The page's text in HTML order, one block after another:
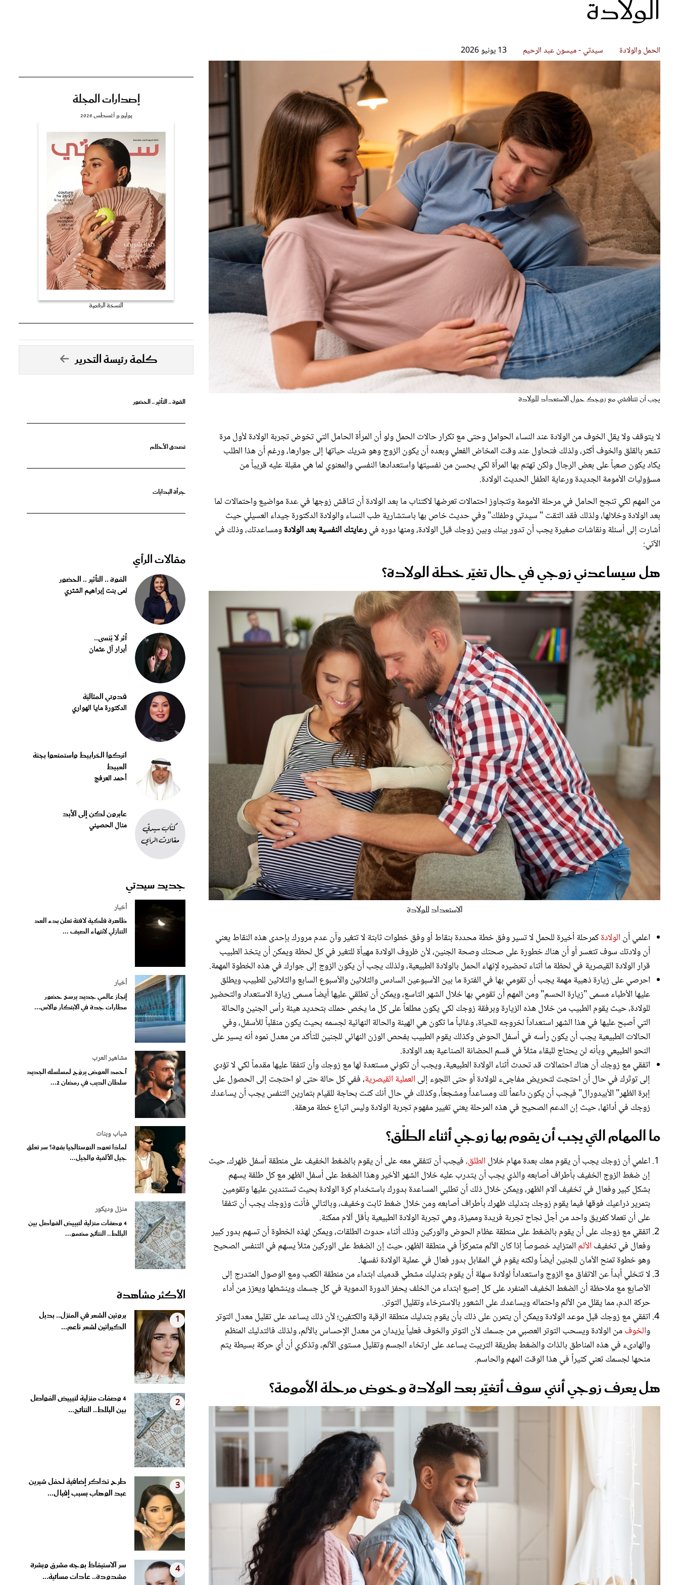
الولادة
الحمل والولادة سيدتي - ميسون عبد الرحيم 13 يونيو 2026
يجب أن تتناقشي مع زوجك حول الاستعداد للولادة
لا يتوقف ولا يقل الخوف من الولادة عند النساء الحوامل وحتى مع تكرار حالات الحمل ولو أن المرأة الحامل التي تخوض تجربة الولادة لأول مرة
تشعر بالقلق والخوف أكثر، ولذلك فتحاول عند وقت المخاض الفعلي وبعده أن يكون الزوج وهو شريك حياتها إلى جوارها، ورغم أن هذا الطلب
يكاد يكون صعباً على بعض الرجال ولكن تهتم بها المرأة لكي يحسن من نفسيتها واستعدادها النفسي والمعنوي لما هي مقبلة عليه قريباً من
مسؤوليات الأمومة الجديدة ورعاية الطفل الحديث الولادة.
من المهم لكي تنجح الحامل في مرحلة الأمومة وتتجاوز احتمالات تعرضها لاكتئاب ما بعد الولادة أن تناقش زوجها في عدة مواضيع واحتمالات لما
بعد الولادة وخلالها، ولذلك فقد التقت " سيدتي وطفلك" وفي حديث خاص بها باستشارية طب النساء والولادة الدكتورة جيداء العسيلي حيث
أشارت إلى أسئلة ونقاشات صغيرة يجب أن تدور بينك وبين زوجك قبل الولادة، ومنها دوره فيرعايتك النفسية بعد الولادةومساعدتك، وذلك في
الآتي:
هل سيساعدني زوجي في حال تغيّر خطة الولادة؟
الاستعداد للولادة
اعلمي أن الولادةكمرحلة أخيرة للحمل لا تسير وفق خطة محددة بنقاط أو وفق خطوات ثابتة لا تتغير وأن عدم مرورك بإحدى هذه النقاط يعني
أن ولادتك سوف تتعسر أو أن هناك خطورة على صحتك وصحة الجنين، لأن ظروف الولادة مهيأة للتغير في كل لحظة ويمكن أن يتخذ الطبيب
قرار الولادة القيصرية في لحظة ما أثناء تحضيره لإنهاء الحمل بالولادة الطبيعية، ولذلك يجب أن يكون الزوج إلى جوارك في هذه الخطوة المهمة.
احرصي على زيارة ذهبية مهمة يجب أن تقومي بها في الفترة ما بين الأسبوعين السادس والثلاثين والأسبوع السابع والثلاثين للطبيب ويطلق
عليها الأطباء مسمى "زيارة الحسم" ومن المهم أن تقومي بها خلال الشهر التاسع، ويمكن أن تطلقي عليها أيضاً مسمى زيارة الاستعداد والتحضير
للولادة، حيث يقوم الطبيب من خلال هذه الزيارة وبرفقة زوجك لكي يكون مطلعاً على كل ما يخص حملك بتحديد هيئة رأس الجنين والحالة
التي أصبح عليها في هذا الشهر استعداداً لخروجه للحياة، وغالباً ما تكون هي الهيئة والحالة النهائية لجسمه بحيث يكون منقلباً للأسفل، وفي
الحالات الطبيعية يجب أن يكون رأسه في أسفل الحوض وكذلك يقوم الطبيب بفحص الوزن النهائي للجنين للتأكد من معدل نموه أنه يسير على
النحو الطبيعي وبأنه لن يحتاج للبقاء مثلاً في قسم الحضانة الصناعية بعد الولادة.
اتفقي مع زوجك أن هناك احتمالات قد تحدث أثناء الولادة الطبيعية، ويجب أن تكوني مستعدة لها مع زوجك وأن تتفقا عليها مقدماً لكي لا تؤدي
إلى توتّرك في حال أن احتجت لتحريض مفاجىء للولادة أو حتى اللجوء إلى العملية القيصرية، ففي كل حالة حتى لو احتجت إلى الحصول على
إبرة الظهر" الأبيدورال" فيجب أن يكون داعماً لك ومساعداً ومشجعاً، وكذلك في حال أنك كنت بحاجة للقيام بتمارين التنفس يجب أن يساعدك
زوجك في أدائها، حيث إن الدعم الصحيح في هذه المرحلة يعني تغيير مفهوم تجربة الولادة وليس اتباع خطة مرهقة.
ما المهام التي يجب أن يقوم بها زوجي أثناء الطلْق؟
اعلمي أن زوجك يجب أن يقوم معك بعدة مهام خلال الطلق،فيجب أن تتفقي معه على أن يقوم بالضغط الخفيف على منطقة أسفل ظهرك، حيث
إن ضغط الزوج الخفيف بأطراف أصابعه والذي يجب أن يتدرب عليه خلال الشهر الأخير وهذا الضغط على أسفل الظهر مع كل طلقة يسهم
بشكل كبير وفعال في تخفيف آلام الظهر، ويمكن خلال ذلك أن تطلبي المساعدة بدورك باستخدام كرة الولادة بحيث تستندين عليها وتقومين
بتمرير ذراعيك فوقها فيما يقوم زوجك بتدليك ظهرك بأطراف أصابعه ومن خلال ضغط ثابت وخفيف، وبالتالي فأنت وزوجك يجب أن تتفقا
على أن تعملا كفريق واحد من أجل نجاح تجربة فريدة ومميزة، وهي تجربة الولادة الطبيعية بأقل آلام ممكنة.
اتفقي مع زوجك على أن يقوم بالضغط على منطقة عظام الحوض والوركين وذلك أثناء حدوث الطلقات، ويمكن لهذه الخطوة أن تسهم بدور كبير
وفعال في تخفيف الألم المتزايد خصوصاً إذا كان الألم متمركزاً في منطقة الظهر، حيث إن الضغط على الوركين مثلاً يسهم في التنفس الصحيح
وهو خطوة تمنح الأمان للجنين أيضاً ولكنه يقوم في المقابل بدور فعال في عملية الولادة نفسها.
لا تتخلي أبداً عن الاتفاق مع الزوج واستعداداً لولادة سهلة أن يقوم بتدليك مشطي قدميك ابتداء من منطقة الكعب ومع الوصول المتدرج إلى
الأصابع مع ملاحظة أن الضغط الخفيف المنفرد على كل إصبع ابتداء من الخلف يحفز الدورة الدموية في كل جسمك وينشطها ويعزز من أداء
حركة الدم، مما يقلل من الألم واحتماله ويساعدك على الشعور بالاسترخاء وتقليل التوتر.
اتفقي مع زوجك قبل موعد الولادة ويمكن أن يتمرن على ذلك بأن يقوم بتدليك منطقة الرقبة والكتفين؛ لأن ذلك يساعد على تقليل معدل التوتر
والخوفمن الولادة ويسحب التوتر العصبي من جسمك لأن التوتر والخوف فعلياً يزيدان من معدل الإحساس بالألم، ولذلك فالتدليك المنظم
والهادىء في هذه المناطق بالذات والضغط بطريقة التربيت يساعد على ارتخاء الجسم وتقليل مستوى الألم، وتذكري أن أي حركة بسيطة يتم
منحها لجسمك تعني كثيراً في هذا الوقت المهم والحاسم.
هل يعرف زوجي أنني سوف أتغيّر بعد الولادة وخوض مرحلة الأمومة؟
إصدارات المجلة
يوليو و أغسطس 2026
النسخة الرقمية
كلمة رئيسة التحرير
القوة .. التأثير .. الحضور
تصدق الأحلام
جرأة البدايات
مقالات الرأي
القوة .. التأثير .. الحضور
لمى بنت إبراهيم الشثري
أثر لا يُنسى..
أبرار آل عثمان
قدوتي المثاليّة
الدكتورة مايا الهواري
اتركوا الخرابيط واستمتعوا بجنة
العبيط
أحمد العرفج
عابرون لكن إلى الأبد
منال الحصيني
جديد سيدتي
أخبار
ظاهرة فلكية لافتة تعلن بدء العد
التنازلي لانتهاء الصيف ...
أخبار
إنجاز عالمي جديد يرسخ حضور
مطارات جدة في الابتكار والاس...
مشاهير العرب
أحمد العوضى يروّج لمسلسله الجديد
سلطان الديب في رمضان 2...
شباب وبنات
لماذا تعود النوستالجيا بقوة؟ سر تعلق
جيل الألفية والجيل...
منزل وديكور
4 وصفات منزلية لتبييض الفواصل بين
البلاط.. النتائج مضمو...
الأكثر مشاهدة
1
بروتين الشعر في المنزل.. بديل
الكيراتين لشعر ناعم...
2
4 وصفات منزلية لتبييض الفواصل
بين البلاط.. النتائج...
3
طرح تذاكر إضافية لحفل شيرين
عبد الوهاب بسبب إقبال...
4
سر الاستيقاظ بوجه مشرق وبشرة
مشدودة.. عادات مسائية...
قصص ملهمة
شباب وبنات
مجلة سيدتي